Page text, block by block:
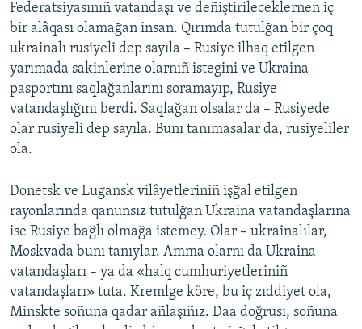
Federatsiyasınıñ vatandaşı ve deñiştirileceklernen iç
bir alâqası olamağan insan. Qırımda tutulğan bir çoq
ukrainalı rusiyeli dep sayıla – Rusiye ilhaq etilgen
yarımada sakinlerine olarnıñ istegini ve Ukraina
pasportını saqlağanlarını soramayıp, Rusiye
vatandaşlığını berdi. Saqlağan olsalar da – Rusiyede
olar rusiyeli dep sayıla. Bunı tanımasalar da, rusiyeliler
ola.
Donetsk ve Lugansk vilâyetleriniñ işğal etilgen
rayonlarında qanunsız tutulğan Ukraina vatandaşlarına
ise Rusiye bağlı olmağa istemey. Olar – ukrainalılar,
Moskvada bunı tanıylar. Amma olarnı da Ukraina
vatandaşları – ya da «halq cumhuriyetleriniñ
vatandaşları» tuta. Kremlge köre, bu iç zıddiyet ola,
Minskte soñuna qadar añlaşıñız. Daa doğrusı, soñuna